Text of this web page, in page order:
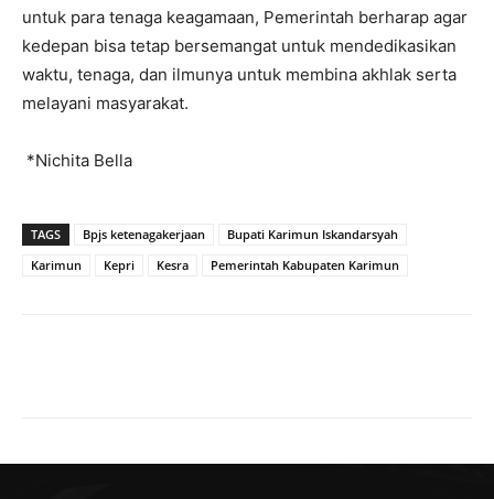
untuk para tenaga keagamaan, Pemerintah berharap agar
kedepan bisa tetap bersemangat untuk mendedikasikan
waktu, tenaga, dan ilmunya untuk membina akhlak serta
melayani masyarakat.
*Nichita Bella
TAGS Bpjs ketenagakerjaan
Bupati Karimun Iskandarsyah
Karimun
Kepri Kesra Pemerintah Kabupaten Karimun